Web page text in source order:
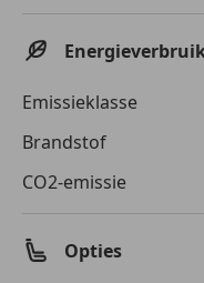
Emissieklasse
Brandstof
CO2-emissie
Opties